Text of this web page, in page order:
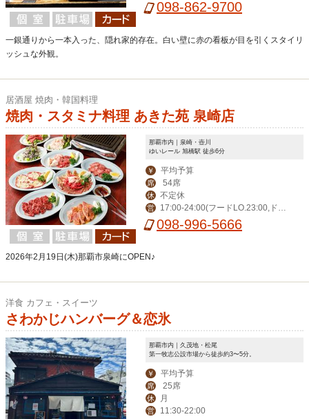
098-862-9700
一銀通りから一本入った、隠れ家的存在。白い壁に赤の看板が目を引くスタイリ
ッシュな外観。
居酒屋 焼肉・韓国料理
焼肉・スタミナ料理 あきた苑 泉崎店
那覇市内｜泉崎・壺川
ゆいレール 旭橋駅 徒歩6分
￥ 平均予算
席 54席
休 不定休
営
17:00-24:00(フードLO.23:00,ドリ
ンク23:30),土日祝15:00-24:00(フード
098-996-5666
2026年2月19日(木)那覇市泉崎にOPEN♪
洋食 カフェ・スイーツ
さわかじハンバーグ＆恋氷
那覇市内｜久茂地・松尾
第一牧志公設市場から徒歩約3〜5分。
￥ 平均予算
席 25席
休 月
営 11:30-22:00